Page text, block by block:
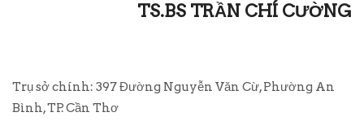
TS.BS TRẦN CHÍ CƯỜNG
Trụ sở chính: 397 Đường Nguyễn Văn Cừ, Phường An
Bình, TP. Cần Thơ